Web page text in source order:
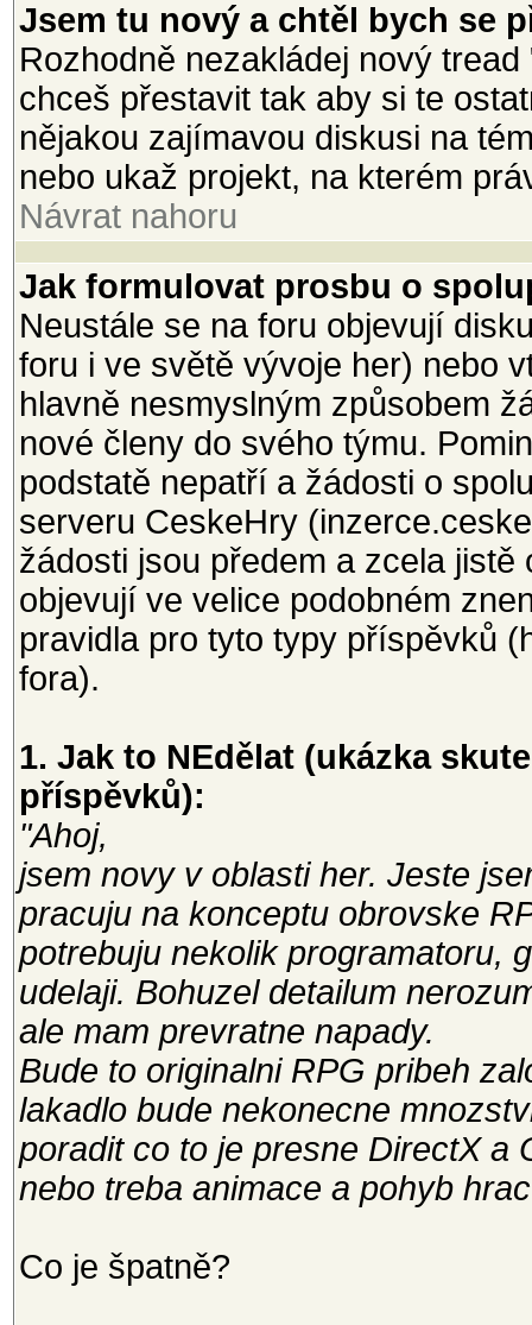
Jsem tu nový a chtěl bych se
Rozhodně nezakládej nový
chceš přestavit tak aby si te
nějakou zajímavou diskusi na
nebo ukaž projekt, na kterém
Návrat nahoru
Jak formulovat prosbu o
Neustále se na foru objevují
foru i ve světě vývoje her) nebo
hlavně nesmyslným způsobem
nové členy do svého týmu.
podstatě nepatří a žádosti o
serveru CeskeHry
žádosti jsou předem a zcela
objevují ve velice podobném
pravidla pro tyto typy příspěvků
fora).
1. Jak to NEdělat (ukázka
příspěvků):
"Ahoj,
jsem novy v oblasti her. Jeste
pracuju na konceptu obrovske
potrebuju nekolik programatoru,
udelaji. Bohuzel detailum
ale mam prevratne napady.
Bude to originalni RPG pribeh
lakadlo bude nekonecne
poradit co to je presne DirectX a
nebo treba animace a pohyb
Co je špatně?